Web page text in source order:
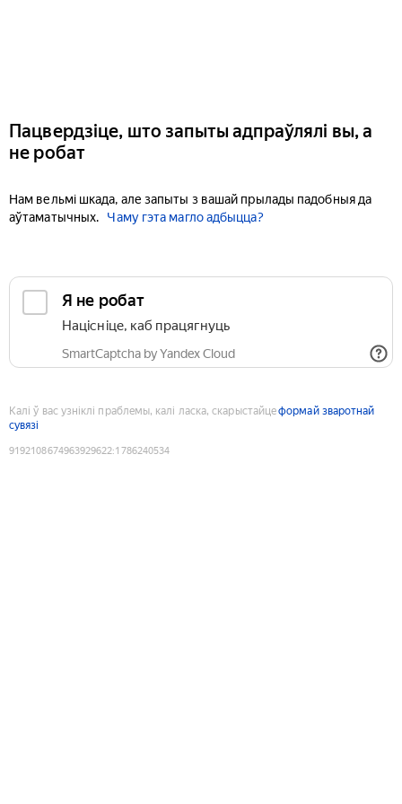
Пацвердзіце, што запыты адпраўлялі вы, а
не робат
Нам вельмі шкада, але запыты з вашай прылады падобныя да
аўтаматычных.
Чаму гэта магло адбыцца?
Я не робат
Націсніце, каб працягнуць
SmartCaptcha by Yandex Cloud
Калі ў вас узніклі праблемы, калі ласка, скарыстайцеформай зваротнай
сувязі
9192108674963929622:1786240534